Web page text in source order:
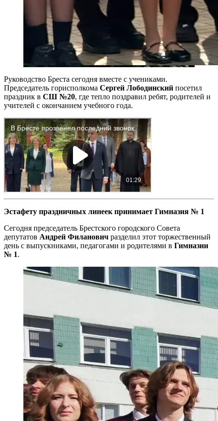
Руководство Бреста сегодня вместе с учениками.
Председатель горисполкома Сергей Лободинский посетил
праздник в СШ №20, где тепло поздравил ребят, родителей и
учителей с окончанием учебного года.
Эстафету праздничных линеек принимает Гимназия № 1
Сегодня председатель Брестского городского Совета
депутатов Андрей Филанович разделил этот торжественный
день с выпускниками, педагогами и родителями в Гимназии
№ 1.